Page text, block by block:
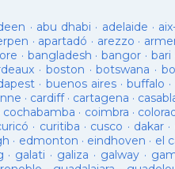
· abu dhabi · adelaide ·
· apartadó · arezzo ·
· bangladesh ·bangor · bari
· boston ·botswana ·
· buenos aires·buffalo ·
· cardiff· cartagena ·
cochabamba · coimbra ·
· curitiba · cusco · dakar ·
· edmonton · eindhoven · el
· galati · galiza · galway·